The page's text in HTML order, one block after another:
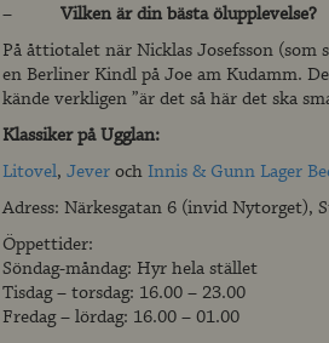
– Vilken är din bästa ölupplevelse?
På åttiotalet när Nicklas Josefsson (som
en Berliner Kindl på Joe am Kudamm.
kände verkligen ”är det så här det ska
Klassiker på Ugglan:
Litovel, JeverochInnis & Gunn Lager
Adress: Närkesgatan 6 (invid Nytorget),
Öppettider:
Söndag-måndag: Hyr hela stället
Tisdag – torsdag: 16.00 – 23.00
Fredag – lördag: 16.00 – 01.00